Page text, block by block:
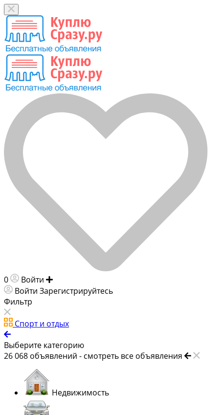
0 Войти
Войти Зарегистрируйтесь
Фильтр
Спорт и отдых
Выберите категорию
26 068 объявлений - смотреть все объявления
Недвижимость